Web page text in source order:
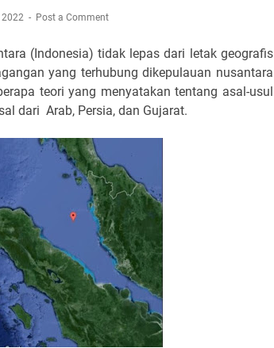
2022 Post a Comment
(Indonesia) tidak lepas dari letak geografis
yang terhubung dikepulauan nusantara
teori yang menyatakan tentang asal-usul
dari Arab, Persia, dan Gujarat.